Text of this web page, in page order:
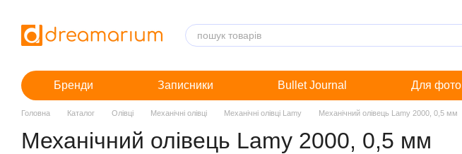
Бренди Записники Bullet Journal Для фото
Головна Каталог Олівці Механічні олівці Механічні олівці Lamy Механічний олівець Lamy 2000, 0,5 мм
Механічний олівець Lamy 2000, 0,5 мм